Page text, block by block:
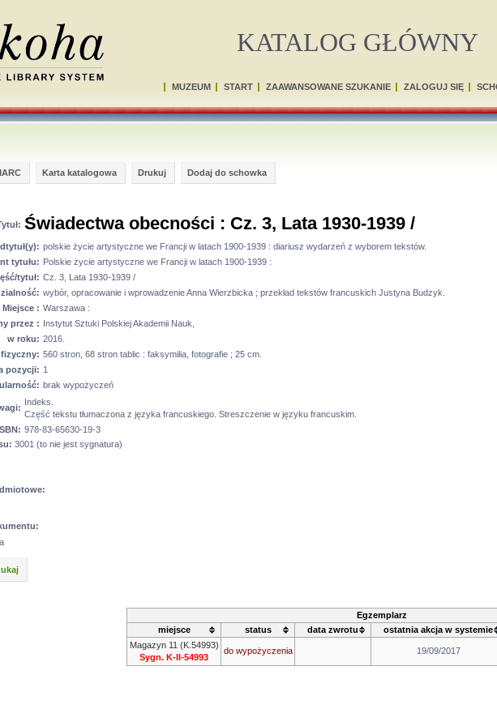
MUZEUM START ZAAWANSOWANE SZUKANIE ZALOGUJ SIĘ
KATALOG GŁÓWNY
Karta katalogowa Drukuj Dodaj do schowka
Świadectwa obecności : Cz. 3, Lata 1930-1939 /
polskie życie artystyczne we Francji w latach 1900-1939 : diariusz wydarzeń z wyborem tekstów.
tytułu: Polskie życie artystyczne we Francji w latach 1900-1939 :
tytuł: Cz. 3, Lata 1930-1939 /
wybór, opracowanie i wprowadzenie Anna Wierzbicka ; przekład tekstów francuskich Justyna Budzyk.
Miejsce : Warszawa :
przez : Instytut Sztuki Polskiej Akademii Nauk,
w roku: 2016.
560 stron, 68 stron tablic : faksymilia, fotografie ; 25 cm.
pozycji: 1
brak wypożyczeń
Indeks.
Część tekstu tłumaczona z języka francuskiego. Streszczenie w języku francuskim.
978-83-65630-19-3
3001 (to nie jest sygnatura)
Egzemplarz
miejsce
status data zwrotu ostatnia akcja w systemie
Magazyn 11 (K.54993)
Sygn. K-II-54993
do wypożyczenia 19/09/2017